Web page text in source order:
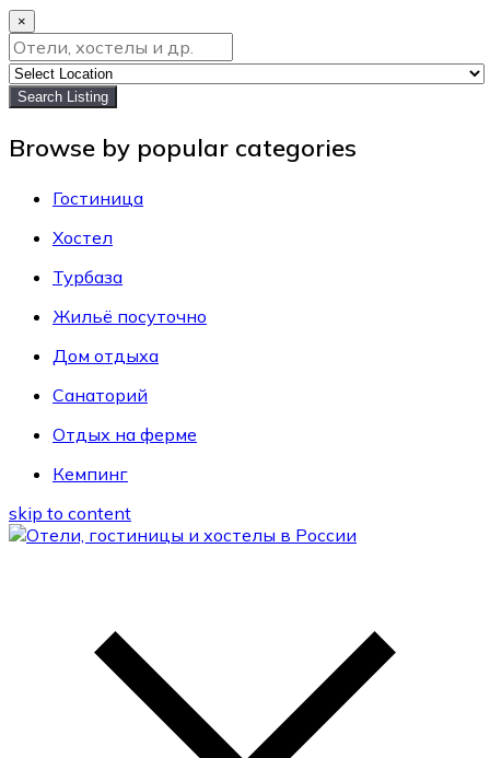
×
Search Listing
Browse by popular categories
Гостиница
Хостел
Турбаза
Жильё посуточно
Дом отдыха
Санаторий
Отдых на ферме
Кемпинг
skip to content